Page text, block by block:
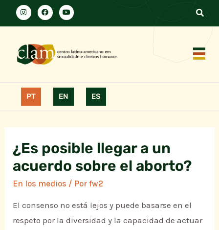
PT EN ES
¿Es posible llegar a un
acuerdo sobre el aborto?
En los medios / Porfw2
El consenso no está lejos y puede basarse en el
respeto por la diversidad y la capacidad de actuar